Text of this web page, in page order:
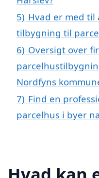
5) Hvad er med til
tilbygning til
6) Oversigt over
Nordfyns
7) Find en
parcelhus i byer